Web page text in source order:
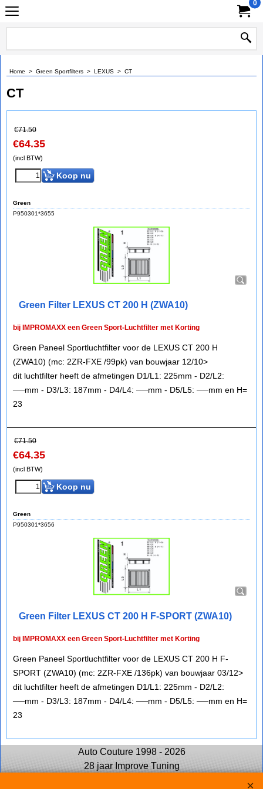
0
Home > Green Sportfilters > LEXUS > CT
CT
€71.50
€64.35
(incl BTW)
Koop nu
Green
P950301*3655
Green Filter LEXUS CT 200 H (ZWA10)
bij IMPROMAXX een Green Sport-Luchtfilter met Korting
Green Paneel Sportluchtfilter voor de LEXUS CT 200 H
(ZWA10) (mc: 2ZR-FXE /99pk) van bouwjaar 12/10>
dit luchtfilter heeft de afmetingen D1/L1: 225mm - D2/L2:
──mm - D3/L3: 187mm - D4/L4: ──mm - D5/L5: ──mm en H=
23
€71.50
€64.35
(incl BTW)
Koop nu
Green
P950301*3656
Green Filter LEXUS CT 200 H F-SPORT (ZWA10)
bij IMPROMAXX een Green Sport-Luchtfilter met Korting
Green Paneel Sportluchtfilter voor de LEXUS CT 200 H F-
SPORT (ZWA10) (mc: 2ZR-FXE /136pk) van bouwjaar 03/12>
dit luchtfilter heeft de afmetingen D1/L1: 225mm - D2/L2:
──mm - D3/L3: 187mm - D4/L4: ──mm - D5/L5: ──mm en H=
23
Auto Couture 1998 - 2026
28 jaar Improve Tuning